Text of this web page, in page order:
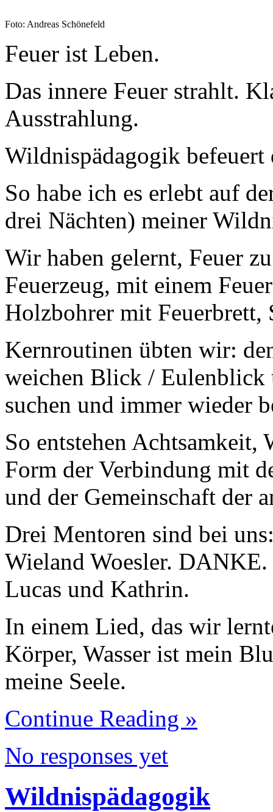
Foto: Andreas Schönefeld
Feuer ist Leben.
Das innere Feuer strahlt.
Ausstrahlung.
Wildnispädagogik
So habe ich es erlebt auf
drei Nächten) meiner
Wir haben gelernt, Feuer
Feuerzeug, mit einem
Holzbohrer mit Feuerbrett,
Kernroutinen übten wir:
weichen Blick / Eulenblick
suchen und immer wieder
So entstehen Achtsamkeit,
Form der Verbindung mit
und der Gemeinschaft der
Drei Mentoren sind bei
Wieland Woesler.
Lucas und Kathrin.
In einem Lied, das wir
Körper, Wasser ist mein
meine Seele.
Continue Reading »
No responses yet
Wildnispädagogik